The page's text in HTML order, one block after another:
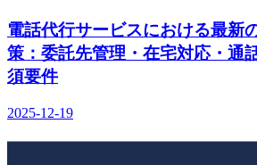
電話代行サービスにおける最新
策：委託先管理・在宅対応・通
須要件
2025-12-19